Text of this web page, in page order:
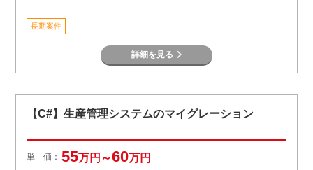
長期案件
詳細を見る
【C#】生産管理システムのマイグレーション
単 価： 55万円～60万円